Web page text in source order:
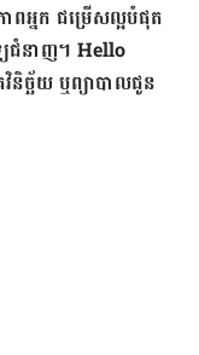
អ្នក ជម្រើស​ល្អ​បំផុត
ជំនាញ។ Hello
និច្ឆ័យ ឬ​ព្យាបាល​ជូន​